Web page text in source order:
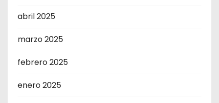
abril 2025
marzo 2025
febrero 2025
enero 2025